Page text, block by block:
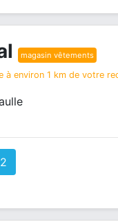
magasin vêtements
à environ 1 km de votre